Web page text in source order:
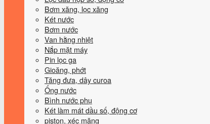
Bơm xăng, lọc xăng
Két nước
Bơm nước
Van hằng nhiệt
Nắp mặt máy
Pin lọc ga
Gioăng, phớt
Tăng đưa, dây curoa
Ống nước
Bình nước phụ
Két làm mát dầu số, động cơ
piston, xéc măng